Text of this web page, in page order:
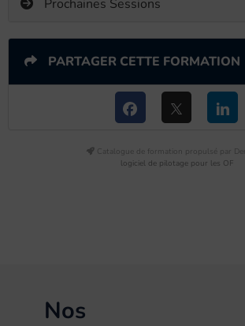
Prochaines Sessions
PARTAGER CETTE FORMATION
Catalogue de formation propulsé par
logiciel de pilotage pour les OF
Nos